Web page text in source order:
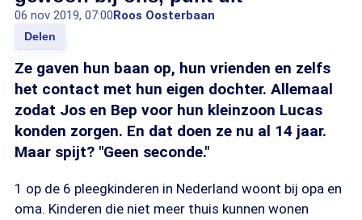
06 nov 2019, 07:00Roos Oosterbaan
Delen
Ze gaven hun baan op, hun vrienden en zelfs
het contact met hun eigen dochter. Allemaal
zodat Jos en Bep voor hun kleinzoon Lucas
konden zorgen. En dat doen ze nu al 14 jaar.
Maar spijt? "Geen seconde."
1 op de 6 pleegkinderen in Nederland woont bij opa en
oma. Kinderen die niet meer thuis kunnen wonen